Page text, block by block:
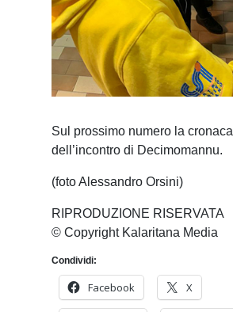
Sul prossimo numero la cronaca
dell’incontro di Decimomannu.
(foto Alessandro Orsini)
RIPRODUZIONE RISERVATA
© Copyright Kalaritana Media
Condividi:
Facebook X